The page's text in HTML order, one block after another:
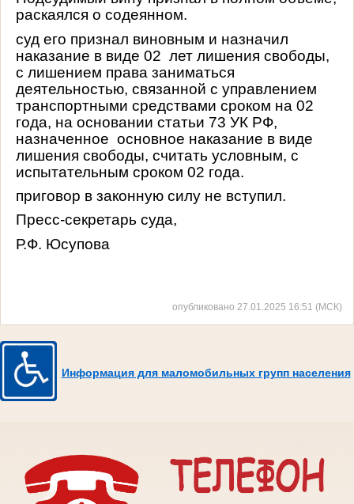
раскаялся о содеянном.
суд его признал виновным и назначил
наказание в виде 02 лет лишения свободы,
с лишением права заниматься
деятельностью, связанной с управлением
транспортными средствами сроком на 02
года, на основании статьи 73 УК РФ,
назначенное основное наказание в виде
лишения свободы, считать условным, с
испытательным сроком 02 года.
приговор в законную силу не вступил.
Пресс-секретарь суда,
Р.Ф. Юсупова
опубликовано 27.01.2025 16:51 (МСК)
Информация для маломобильных групп населения